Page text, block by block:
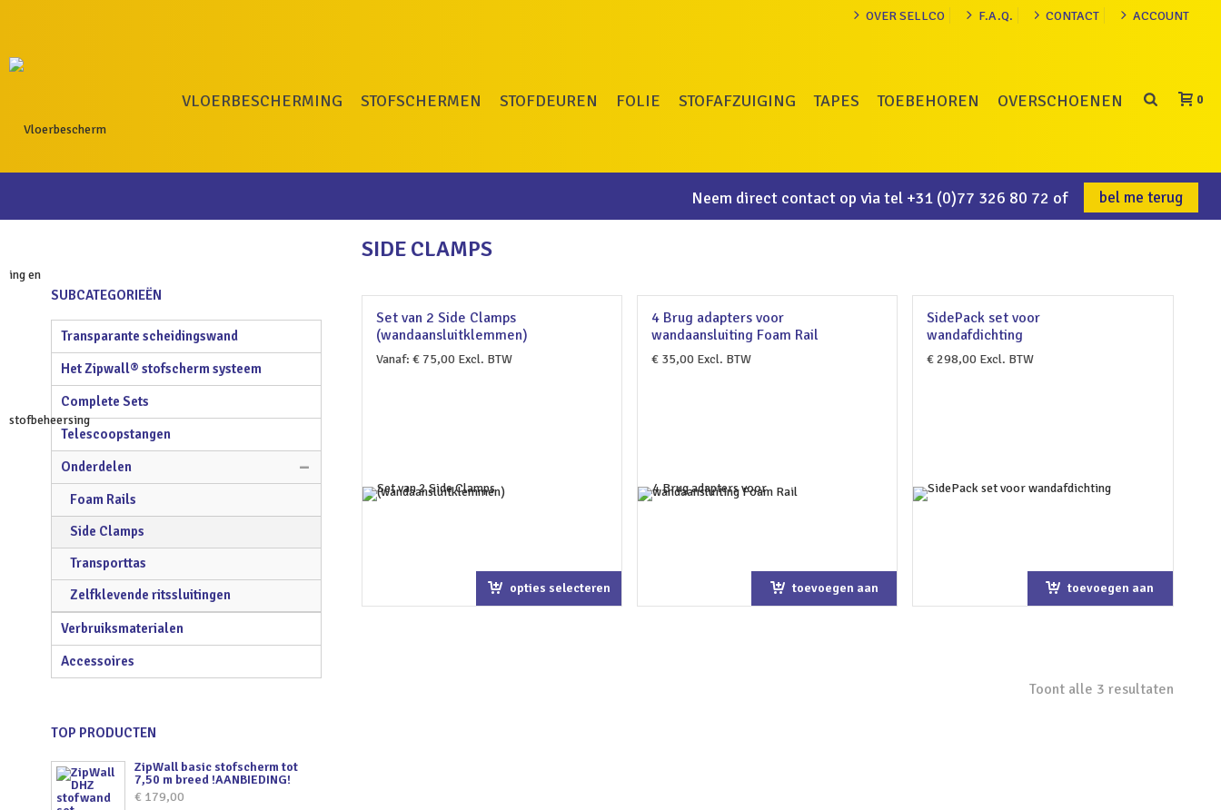
OVER SELLCO F.A.Q. CONTACT ACCOUNT
VLOERBESCHERMING STOFSCHERMEN STOFDEUREN FOLIE STOFAFZUIGING TAPES TOEBEHOREN OVERSCHOENEN 0
Neem direct contact op via tel +31 (0)77 326 80 72 of bel me terug
SIDE CLAMPS
Set van 2 Side Clamps
(wandaansluitklemmen)
Vanaf: €75,00Excl. BTW
opties selecteren
4 Brug adapters voor
wandaansluiting Foam Rail
€ 35,00 Excl. BTW
toevoegen aan
SidePack set voor
wandafdichting
€298,00 Excl. BTW
toevoegen aan
Toont alle 3 resultaten
SUBCATEGORIEËN
Transparante scheidingswand
Het Zipwall® stofscherm systeem
Complete Sets
Telescoopstangen
Onderdelen
Foam Rails
Side Clamps
Transporttas
Zelfklevende ritssluitingen
Verbruiksmaterialen
Accessoires
TOP PRODUCTEN
ZipWall basic stofscherm tot
7,50 m breed !AANBIEDING!
€ 179,00